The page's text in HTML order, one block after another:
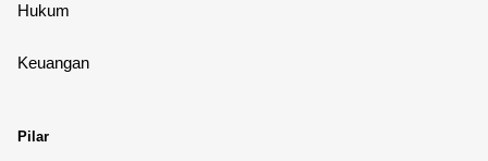
Hukum
Keuangan
Pilar